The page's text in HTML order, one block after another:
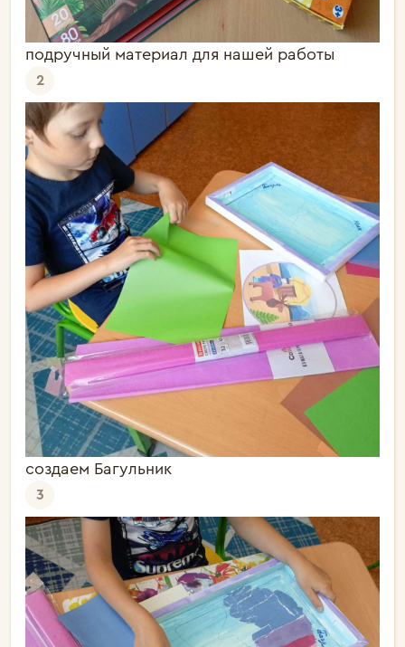
подручный материал для нашей работы
2
создаем Багульник
3